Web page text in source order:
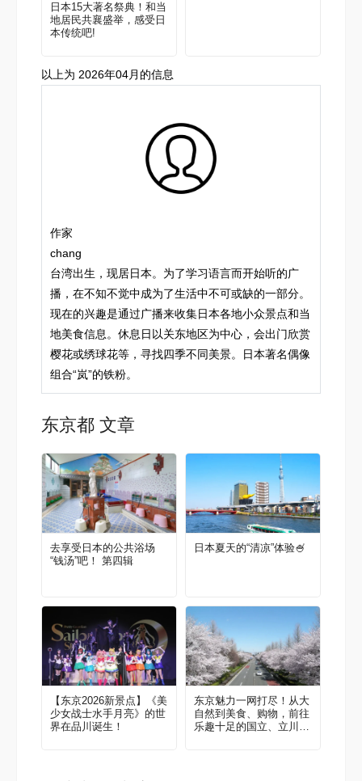
日本15大著名祭典！和当
地居民共襄盛举，感受日
本传统吧!
以上为 2026年04月的信息
作家
chang
台湾出生，现居日本。为了学习语言而开始听的广
播，在不知不觉中成为了生活中不可或缺的一部分。
现在的兴趣是通过广播来收集日本各地小众景点和当
地美食信息。休息日以关东地区为中心，会出门欣赏
樱花或绣球花等，寻找四季不同美景。日本著名偶像
组合“岚”的铁粉。
东京都 文章
去享受日本的公共浴场
“钱汤”吧！ 第四辑
日本夏天的“清凉”体验🍧
【东京2026新景点】《美
少女战士水手月亮》的世
界在品川诞生！
东京魅力一网打尽！从大
自然到美食、购物，前往
乐趣十足的国立、立川